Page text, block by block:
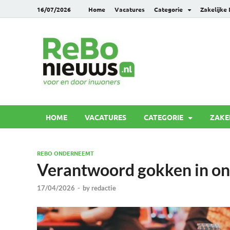
16/07/2026 Home Vacatures Categorie Zakelijke
HOME VACATURES CATEGORIE
REBO ONDERNEEMT
Verantwoord gokken in
17/04/2026 - by redactie